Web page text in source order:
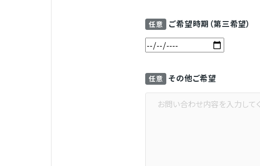
任意 ご希望時期（第三希望）
任意 その他ご希望